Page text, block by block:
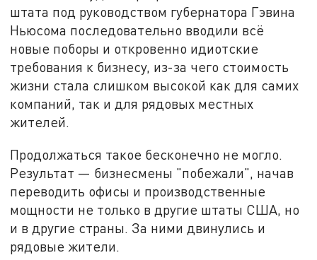
штата под руководством губернатора Гэвина
Ньюсома последовательно вводили всё
новые поборы и откровенно идиотские
требования к бизнесу, из-за чего стоимость
жизни стала слишком высокой как для самих
компаний, так и для рядовых местных
жителей.
Продолжаться такое бесконечно не могло.
Результат — бизнесмены "побежали", начав
переводить офисы и производственные
мощности не только в другие штаты США, но
и в другие страны. За ними двинулись и
рядовые жители.